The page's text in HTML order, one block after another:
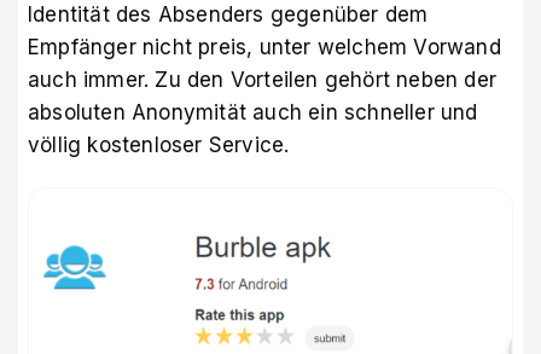
Identität des Absenders gegenüber dem
Empfänger nicht preis, unter welchem Vorwand
auch immer. Zu den Vorteilen gehört neben der
absoluten Anonymität auch ein schneller und
völlig kostenloser Service.